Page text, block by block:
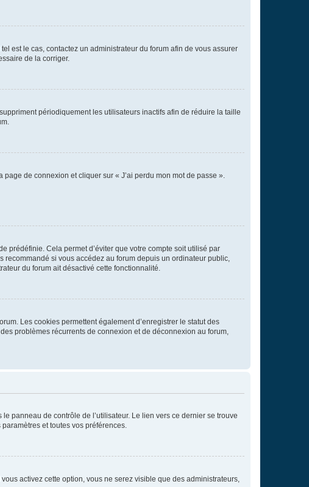
est le cas, contactez un administrateur du forum afin de vous assurer
de la corriger.
périodiquement les utilisateurs inactifs afin de réduire la taille
de connexion et cliquer sur « J’ai perdu mon mot de passe ».
prédéfinie. Cela permet d’éviter que votre compte soit utilisé par
recommandé si vous accédez au forum depuis un ordinateur public,
du forum ait désactivé cette fonctionnalité.
Les cookies permettent également d’enregistrer le statut des
problèmes récurrents de connexion et de déconnexion au forum,
panneau de contrôle de l’utilisateur. Le lien vers ce dernier se trouve
et toutes vos préférences.
activez cette option, vous ne serez visible que des administrateurs,